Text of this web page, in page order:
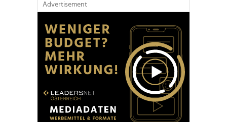
Advertisement